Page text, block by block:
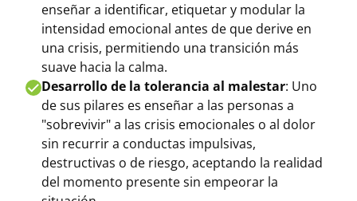
enseñar a identificar, etiquetar y modular la
intensidad emocional antes de que derive en
una crisis, permitiendo una transición más
suave hacia la calma.
Desarrollo de la tolerancia al malestar: Uno
de sus pilares es enseñar a las personas a
"sobrevivir" a las crisis emocionales o al dolor
sin recurrir a conductas impulsivas,
destructivas o de riesgo, aceptando la realidad
del momento presente sin empeorar la